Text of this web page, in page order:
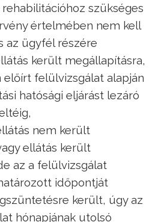
szükséges
értelmében nem kell
az ügyfél részére
került megállapításra,
előírt felülvizsgálat alapján
hatósági eljárást lezáró
nem került
ellátás került
az a felülvizsgálat
időpontját
került, úgy az
hónapjának utolsó